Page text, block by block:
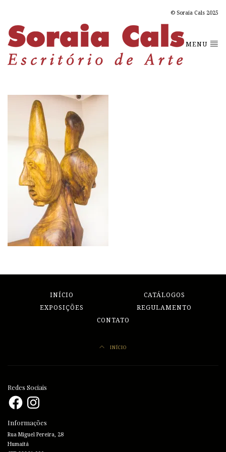
© Soraia Cals 2025
MENU
INÍCIO
CATÁLOGOS
EXPOSIÇÕES
REGULAMENTO
CONTATO
INÍCIO
Redes Sociais
FacebookInstagram
Informações
Rua Miguel Pereira, 28
Humaitá